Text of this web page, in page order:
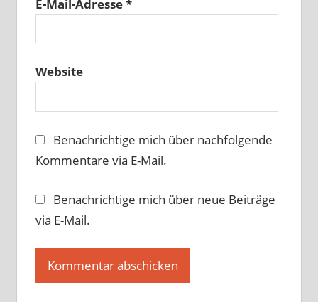
E-Mail-Adresse*
Website
Benachrichtige mich über nachfolgende
Kommentare via E-Mail.
Benachrichtige mich über neue Beiträge
via E-Mail.